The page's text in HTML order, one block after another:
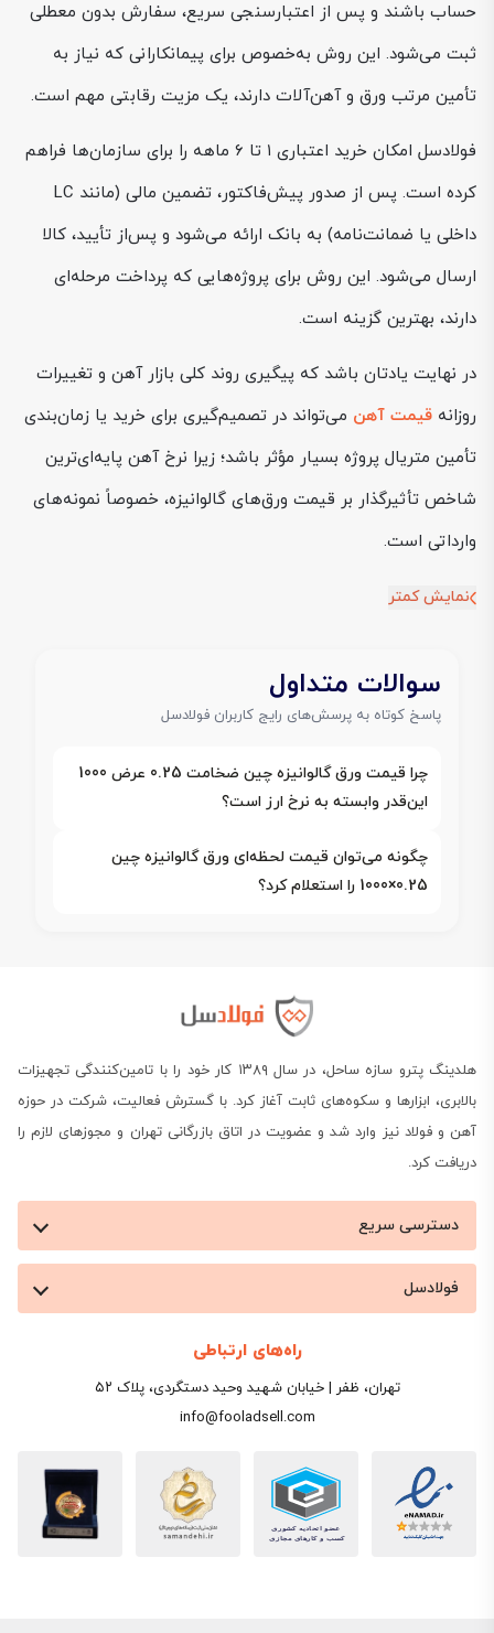
حساب باشند و پس از اعتبارسنجی سریع، سفارش بدون معطلی
ثبت می‌شود. این روش به‌خصوص برای پیمانکارانی که نیاز به
تأمین مرتب ورق و آهن‌آلات دارند، یک مزیت رقابتی مهم است.
فولادسل امکان خرید اعتباری ۱ تا ۶ ماهه را برای سازمان‌ها فراهم
کرده است. پس از صدور پیش‌فاکتور، تضمین مالی (مانند LC
داخلی یا ضمانت‌نامه) به بانک ارائه می‌شود و پس‌از تأیید، کالا
ارسال می‌شود. این روش برای پروژه‌هایی که پرداخت مرحله‌ای
دارند، بهترین گزینه است.
در نهایت یادتان باشد که پیگیری روند کلی بازار آهن و تغییرات
روزانه قیمت آهن می‌تواند در تصمیم‌گیری برای خرید یا زمان‌بندی
تأمین متریال پروژه بسیار مؤثر باشد؛ زیرا نرخ آهن پایه‌ای‌ترین
شاخص تأثیرگذار بر قیمت ورق‌های گالوانیزه، خصوصاً نمونه‌های
وارداتی است.
نمایش کمتر
سوالات متداول
پاسخ کوتاه به پرسش‌های رایج کاربران فولادسل
چرا قیمت ورق گالوانیزه چین ضخامت 0.25 عرض 1000
این‌قدر وابسته به نرخ ارز است؟
چگونه می‌توان قیمت لحظه‌ای ورق گالوانیزه چین
0.25×1000 را استعلام کرد؟
هلدینگ پترو سازه ساحل، در سال ۱۳۸۹ کار خود را با تامین‌کنندگی تجهیزات
بالابری، ابزارها و سکوه‌های ثابت آغاز کرد. با گسترش فعالیت، شرکت در حوزه
آهن و فولاد نیز وارد شد و عضویت در اتاق بازرگانی تهران و مجوزهای لازم را
دریافت کرد.
دسترسی سریع
فولادسل
راه‌های ارتباطی
تهران، ظفر | خیابان شهید وحید دستگردی، پلاک ۵۲
info@fooladsell.com